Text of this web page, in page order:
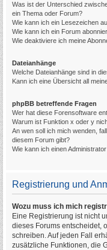
Was ist der Unterschied
ein Thema oder Forum?
Wie kann ich ein Lesezeichen
Wie kann ich ein Forum
Wie deaktiviere ich meine
Dateianhänge
Welche Dateianhänge sind in
Kann ich eine Übersicht all
phpBB betreffende Fragen
Wer hat diese Forensoftware
Warum ist Funktion x oder y
An wen soll ich mich wenden,
diesem Forum gibt?
Wie kann ich einen
Registrierung und
Wozu muss ich mich
Eine Registrierung ist nicht
dieses Forums entscheidet,
schreiben. Auf jeden Fall
zusätzliche Funktionen, die